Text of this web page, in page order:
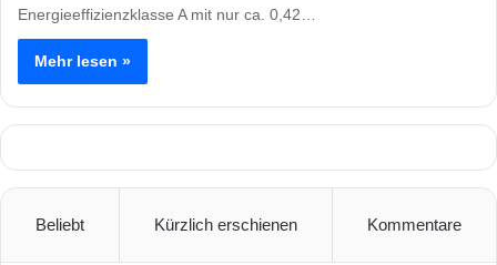
Energieeffizienzklasse A mit nur ca. 0,42…
Mehr lesen »
Beliebt Kürzlich erschienen Kommentare